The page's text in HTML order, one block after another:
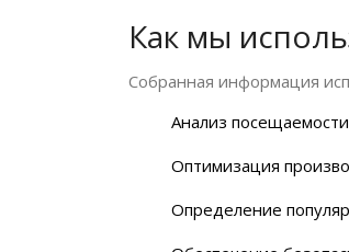
Как мы
Собранная информация
Анализ
Оптимизация
Определение